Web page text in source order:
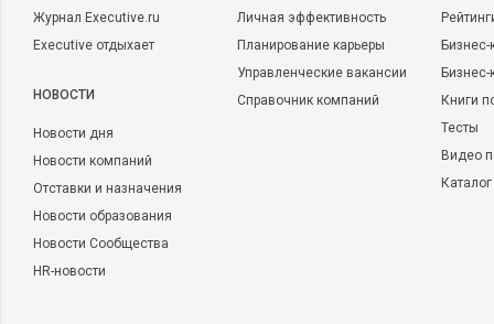
Журнал Executive.ru
Executive отдыхает
НОВОСТИ
Новости дня
Новости компаний
Отставки и назначения
Новости образования
Новости Сообщества
HR-новости
Личная эффективность
Планирование карьеры
Управленческие вакансии
Справочник компаний
Бизнес-
Книги
Тесты
Видео